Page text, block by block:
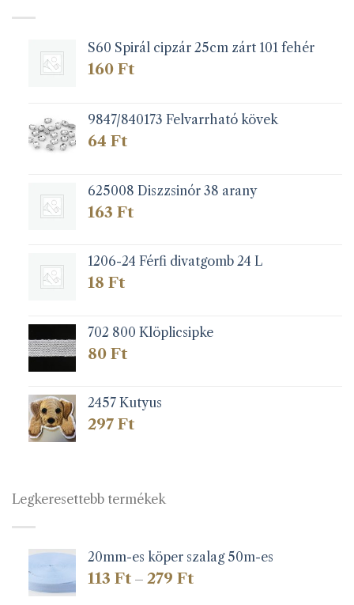
termékoldalon
választhatók
S60 Spirál cipzár 25cm zárt 101 fehér
160 Ft
9847/840173 Felvarrható kövek
64 Ft
625008 Diszzsinór 38 arany
163 Ft
1206-24 Férfi divatgomb 24 L
18 Ft
702 800 Klöplicsipke
80 Ft
2457 Kutyus
297 Ft
Legkeresettebb termékek
20mm-es köper szalag 50m-es
113 Ft – 279 FtÁrtartomány: